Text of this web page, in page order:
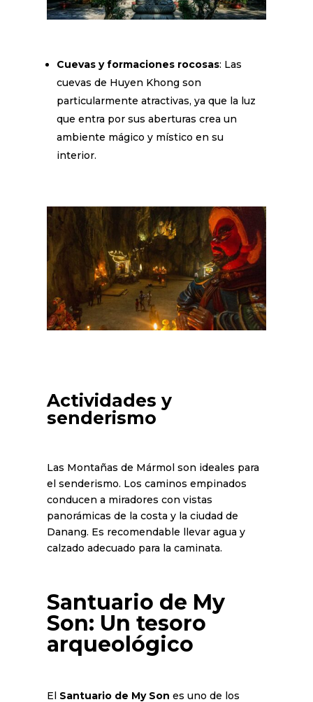
Cuevas y formaciones rocosas: Las
cuevas de Huyen Khong son
particularmente atractivas, ya que la luz
que entra por sus aberturas crea un
ambiente mágico y místico en su
interior.
Actividades y
senderismo
Las Montañas de Mármol son ideales para
el senderismo. Los caminos empinados
conducen a miradores con vistas
panorámicas de la costa y la ciudad de
Danang. Es recomendable llevar agua y
calzado adecuado para la caminata.
Santuario de My
Son: Un tesoro
arqueológico
El Santuario de My Son es uno de los